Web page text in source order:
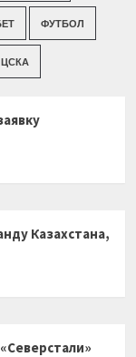
ФУТБОЛ
ЦСКА
Казахстана,